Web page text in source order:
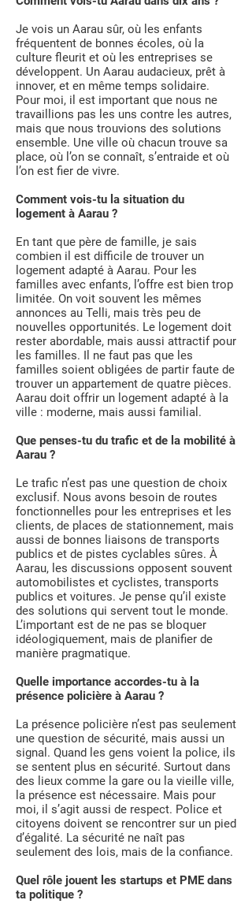
Je vois un Aarau sûr, où les enfants
fréquentent de bonnes écoles, où la
culture fleurit et où les entreprises se
développent. Un Aarau audacieux, prêt à
innover, et en même temps solidaire.
Pour moi, il est important que nous ne
travaillions pas les uns contre les autres,
mais que nous trouvions des solutions
ensemble. Une ville où chacun trouve sa
place, où l’on se connaît, s’entraide et où
l’on est fier de vivre.
Comment vois-tu la situation du
logement à Aarau ?
En tant que père de famille, je sais
combien il est difficile de trouver un
logement adapté à Aarau. Pour les
familles avec enfants, l’offre est bien trop
limitée. On voit souvent les mêmes
annonces au Telli, mais très peu de
nouvelles opportunités. Le logement doit
rester abordable, mais aussi attractif pour
les familles. Il ne faut pas que les
familles soient obligées de partir faute de
trouver un appartement de quatre pièces.
Aarau doit offrir un logement adapté à la
ville : moderne, mais aussi familial.
Que penses-tu du trafic et de la mobilité à
Aarau ?
Le trafic n’est pas une question de choix
exclusif. Nous avons besoin de routes
fonctionnelles pour les entreprises et les
clients, de places de stationnement, mais
aussi de bonnes liaisons de transports
publics et de pistes cyclables sûres. À
Aarau, les discussions opposent souvent
automobilistes et cyclistes, transports
publics et voitures. Je pense qu’il existe
des solutions qui servent tout le monde.
L’important est de ne pas se bloquer
idéologiquement, mais de planifier de
manière pragmatique.
Quelle importance accordes-tu à la
présence policière à Aarau ?
La présence policière n’est pas seulement
une question de sécurité, mais aussi un
signal. Quand les gens voient la police, ils
se sentent plus en sécurité. Surtout dans
des lieux comme la gare ou la vieille ville,
la présence est nécessaire. Mais pour
moi, il s’agit aussi de respect. Police et
citoyens doivent se rencontrer sur un pied
d’égalité. La sécurité ne naît pas
seulement des lois, mais de la confiance.
Quel rôle jouent les startups et PME dans
ta politique ?